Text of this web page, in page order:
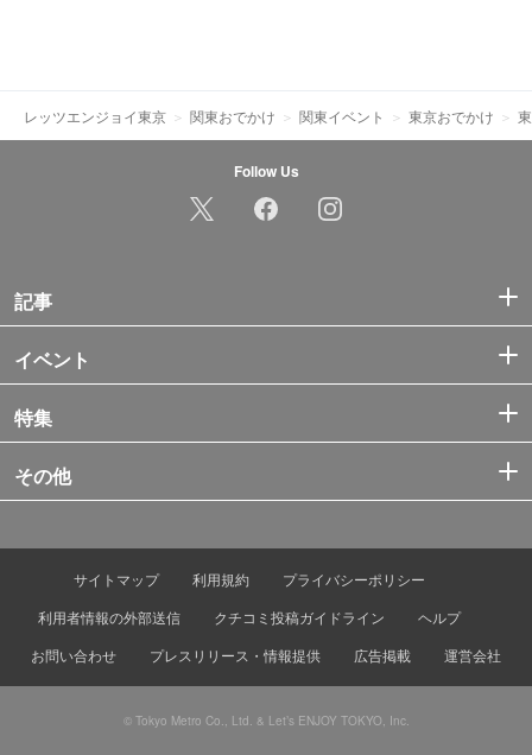
レッツエンジョイ東京 関東おでかけ 関東イベント 東京おでかけ
Follow Us
記事
イベント
特集
その他
サイトマップ 利用規約
プライバシーポリシー
利用者情報の外部送信
クチコミ投稿ガイドライン
ヘルプ
お問い合わせ
プレスリリース・情報提供 広告掲載 運営会社
© Tokyo Metro Co., Ltd. & Let’s ENJOY TOKYO, Inc.